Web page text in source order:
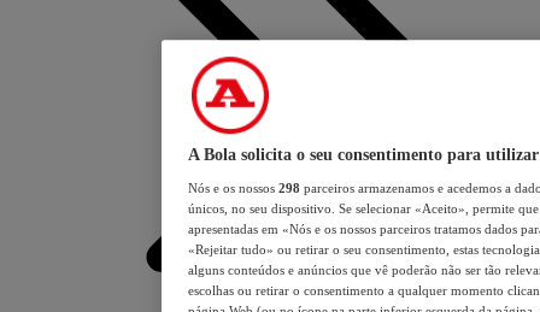
A Bola solicita o seu consentimento para utilizar
Nós e os nossos 298 parceiros armazenamos e acedemos a
únicos, no seu dispositivo. Se selecionar «Aceito», permite
apresentadas em «Nós e os nossos parceiros tratamos dados
«Rejeitar tudo» ou retirar o seu consentimento, estas
alguns conteúdos e anúncios que vê poderão não ser tão
escolhas ou retirar o consentimento a qualquer momento